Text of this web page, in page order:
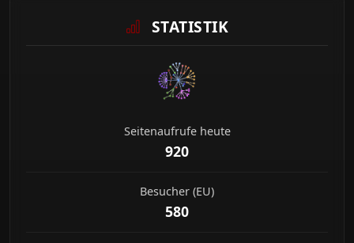
STATISTIK
Seitenaufrufe heute
920
Besucher (EU)
580